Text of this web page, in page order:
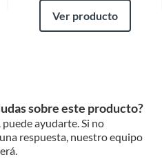
Ver producto
sobre este producto?
ayudarte. Si no
respuesta, nuestro equipo